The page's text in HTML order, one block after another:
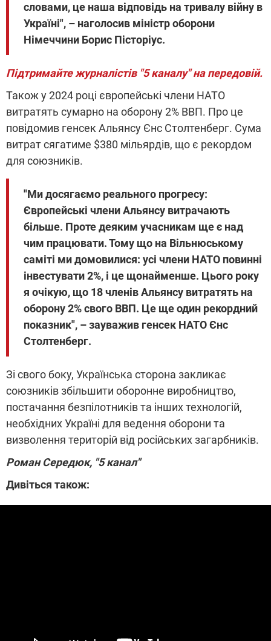
словами, це наша відповідь на тривалу війну в
Україні", – наголосив міністр оборони
Німеччини Борис Пісторіус.
Підтримайте журналістів "5 каналу" на передовій.
Також у 2024 році європейські члени НАТО
витратять сумарно на оборону 2% ВВП. Про це
повідомив генсек Альянсу Єнс Столтенберг. Сума
витрат сягатиме $380 мільярдів, що є рекордом
для союзників.
"Ми досягаємо реального прогресу:
Європейські члени Альянсу витрачають
більше. Проте деяким учасникам ще є над
чим працювати. Тому що на Вільнюському
саміті ми домовилися: усі члени НАТО повинні
інвестувати 2%, і це щонайменше. Цього року
я очікую, що 18 членів Альянсу витратять на
оборону 2% свого ВВП. Це ще один рекордний
показник", – зауважив генсек НАТО Єнс
Столтенберг.
Зі свого боку, Українська сторона закликає
союзників збільшити оборонне виробництво,
постачання безпілотників та інших технологій,
необхідних Україні для ведення оборони та
визволення територій від російських загарбників.
Роман Середюк, "5 канал"
Дивіться також: